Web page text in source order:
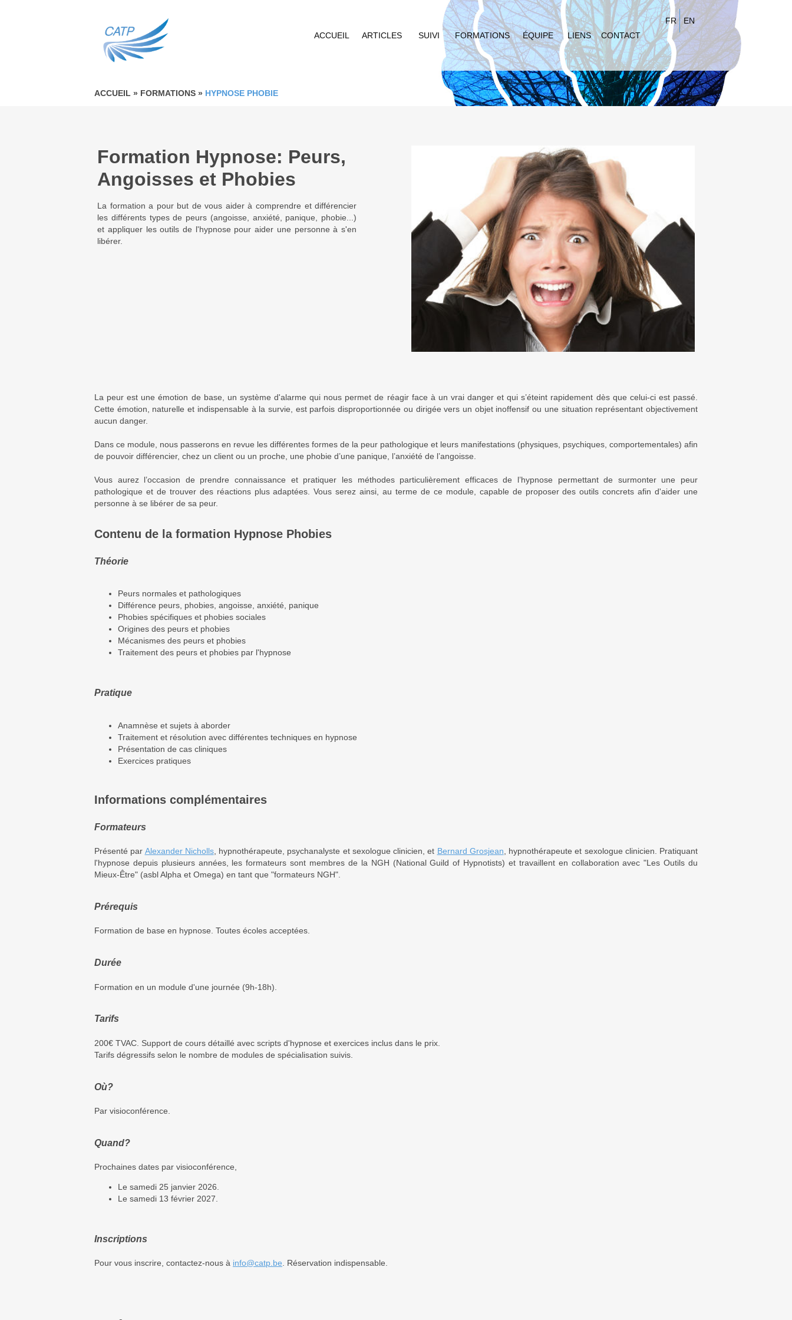
EN
FR
CONTACT
LIENS
ÉQUIPE
FORMATIONS
SUIVI
ARTICLES
ACCUEIL
ACCUEIL » FORMATIONS » HYPNOSE PHOBIE
Formation Hypnose: Peurs,
Angoisses et Phobies
La formation a pour but de vous aider à comprendre et différencier
les différents types de peurs (angoisse, anxiété, panique, phobie...)
et appliquer les outils de l'hypnose pour aider une personne à s'en
libérer.
La peur est une émotion de base, un système d'alarme qui nous permet de réagir face à un vrai danger et qui s’éteint rapidement dès que celui-ci est passé.
Cette émotion, naturelle et indispensable à la survie, est parfois disproportionnée ou dirigée vers un objet inoffensif ou une situation représentant objectivement
aucun danger.
Dans ce module, nous passerons en revue les différentes formes de la peur pathologique et leurs manifestations (physiques, psychiques, comportementales) afin
de pouvoir différencier, chez un client ou un proche, une phobie d’une panique, l’anxiété de l’angoisse.
Vous aurez l’occasion de prendre connaissance et pratiquer les méthodes particulièrement efficaces de l’hypnose permettant de surmonter une peur
pathologique et de trouver des réactions plus adaptées. Vous serez ainsi, au terme de ce module, capable de proposer des outils concrets afin d'aider une
personne à se libérer de sa peur.
Contenu de la formation Hypnose Phobies
Théorie
Peurs normales et pathologiques
Différence peurs, phobies, angoisse, anxiété, panique
Phobies spécifiques et phobies sociales
Origines des peurs et phobies
Mécanismes des peurs et phobies
Traitement des peurs et phobies par l'hypnose
Pratique
Anamnèse et sujets à aborder
Traitement et résolution avec différentes techniques en hypnose
Présentation de cas cliniques
Exercices pratiques
Informations complémentaires
Formateurs
Présenté par Alexander Nicholls, hypnothérapeute, psychanalyste et sexologue clinicien, et Bernard Grosjean, hypnothérapeute et sexologue clinicien. Pratiquant
l'hypnose depuis plusieurs années, les formateurs sont membres de la NGH (National Guild of Hypnotists) et travaillent en collaboration avec "Les Outils du
Mieux-Être" (asbl Alpha et Omega) en tant que "formateurs NGH".
Prérequis
Formation de base en hypnose. Toutes écoles acceptées.
Durée
Formation en un module d'une journée (9h-18h).
Tarifs
200€ TVAC. Support de cours détaillé avec scripts d'hypnose et exercices inclus dans le prix.
Tarifs dégressifs selon le nombre de modules de spécialisation suivis.
Où?
Par visioconférence.
Quand?
Prochaines dates par visioconférence,
Le samedi 25 janvier 2026.
Le samedi 13 février 2027.
Inscriptions
Pour vous inscrire, contactez-nous à info@catp.be. Réservation indispensable.